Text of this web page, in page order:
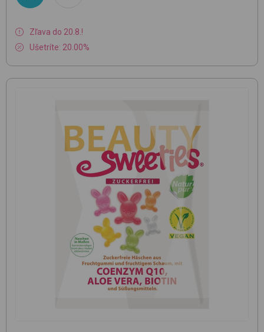
Zľava do 20.8.!
Ušetríte: 20.00%